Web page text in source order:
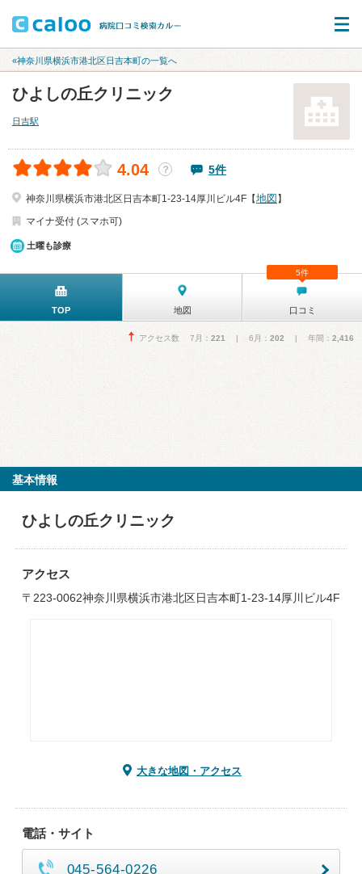
«神奈川県横浜市港北区日吉本町の一覧へ
ひよしの丘クリニック
日吉駅
4.04 ？ 5件
神奈川県横浜市港北区日吉本町1-23-14厚川ビル4F【地図 】
マイナ受付 (スマホ可)
土曜も診療
TOP 地図 口コミ
5件
アクセス数 7月： 221 | 6月： 202 | 年間： 2,416
基本情報
ひよしの丘クリニック
アクセス
〒223-0062神奈川県横浜市港北区日吉本町1-23-14厚川ビル4F
大きな地図・アクセス
電話・サイト
045-564-0226